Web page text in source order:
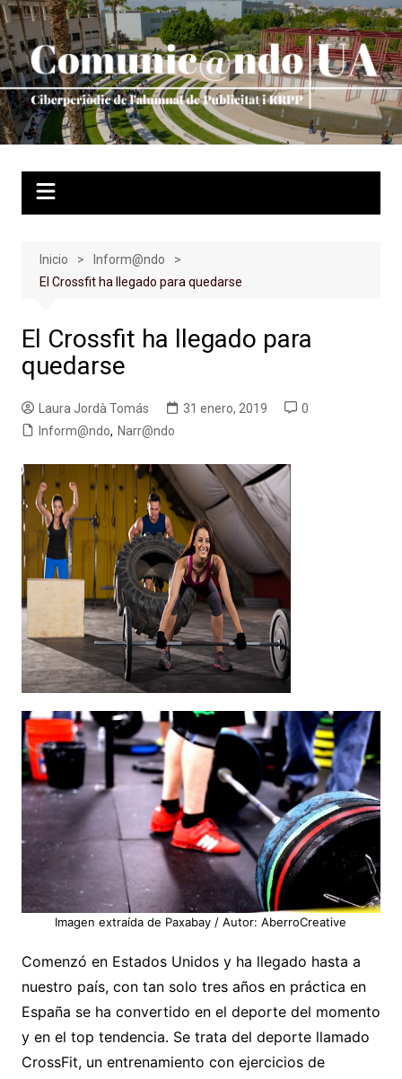
Saltar
al
contenido
Inicio
Inform@ndo
El Crossfit ha llegado para quedarse
El Crossfit ha llegado para
quedarse
Laura Jordà Tomás 31 enero, 2019
0
Inform@ndo, Narr@ndo
Imagen extraída de Paxabay / Autor: AberroCreative
Comenzó en Estados Unidos y ha llegado hasta a
nuestro país, con tan solo tres años en práctica en
España se ha convertido en el deporte del momento
y en el top tendencia. Se trata del deporte llamado
CrossFit, un entrenamiento con ejercicios de